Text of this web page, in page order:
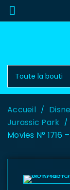
Accueil /
Jurassic Park /
Movies N° 1716